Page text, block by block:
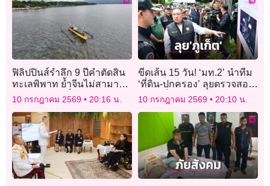
ฟิลิปปินส์รำลึก 9 ปีคำตัดสิน
ทะเลพิพาท ย้ำจีนไม่สามารถ
อ้างกรรมสิทธิ์
10 กรกฎาคม 2569 20:16 น.
ขีดเส้น 15 วัน! ‘มท.2’ นำทีม
‘ที่ดิน-ปกครอง’ ลุยตรวจสอบ
บุกรุกที่ดินรัฐ-อุทยานฯ
10 กรกฎาคม 2569 20:10 น.